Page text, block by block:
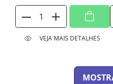
VEJA MAIS DETALHES